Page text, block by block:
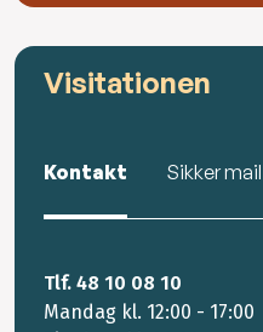
Visitationen
Kontakt Sikker mail
Tlf. 48 10 08 10
Mandag kl. 12:00 - 17:00